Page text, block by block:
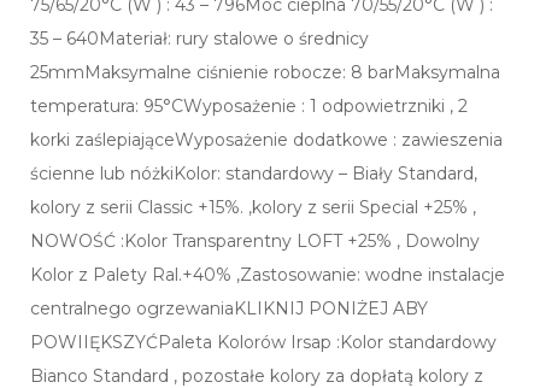
75/65/20°C (W ) : 43 – 796Moc cieplna 70/55/20°C (W ) :
35 – 640Materiał: rury stalowe o średnicy
25mmMaksymalne ciśnienie robocze: 8 barMaksymalna
temperatura: 95°CWyposażenie : 1 odpowietrzniki , 2
korki zaślepiająceWyposażenie dodatkowe : zawieszenia
ścienne lub nóżkiKolor: standardowy – Biały Standard,
kolory z serii Classic +15%. ,kolory z serii Special +25% ,
NOWOŚĆ :Kolor Transparentny LOFT +25% , Dowolny
Kolor z Palety Ral.+40% ,Zastosowanie: wodne instalacje
centralnego ogrzewaniaKLIKNIJ PONIŻEJ ABY
POWIIĘKSZYĆPaleta Kolorów Irsap :Kolor standardowy
Bianco Standard , pozostałe kolory za dopłatą kolory z